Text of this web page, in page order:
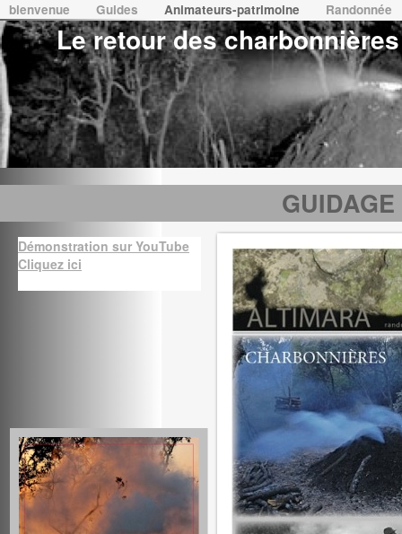
bienvenue Guides Animateurs-patrimoine Randonnée
martiacq@orange.fr
Le retour des charbonnières
Démonstration sur YouTube
Cliquez ici